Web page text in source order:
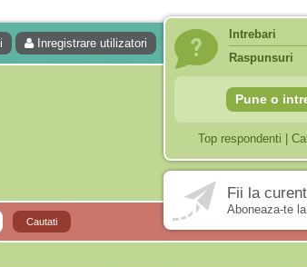
Inregistrare utilizatori
Intrebari
Raspunsuri
Pune o
Top respondenti
Fii la
Aboneaza-te